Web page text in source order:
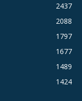
2437
2088
1797
1677
1489
1424